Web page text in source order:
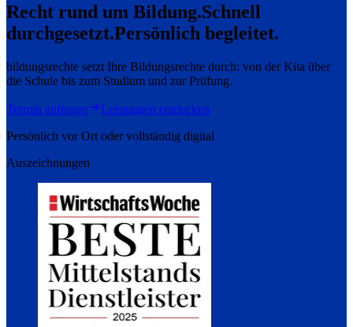
Recht rund um Bildung.Schnell
durchgesetzt.Persönlich begleitet.
bildungsrechte setzt Ihre Bildungsrechte durch: von der Kita über
die Schule bis zum Studium und zur Prüfung.
Termin anfragen
Leistungen entdecken
Persönlich vor Ort oder vollständig digital
Auszeichnungen